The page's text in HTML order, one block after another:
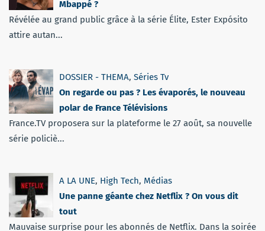
Mbappé ?
Révélée au grand public grâce à la série Élite, Ester Expósito
attire autan...
DOSSIER - THEMA, Séries Tv
On regarde ou pas ? Les évaporés, le nouveau
polar de France Télévisions
France.TV proposera sur la plateforme le 27 août, sa nouvelle
série policiè...
A LA UNE, High Tech, Médias
Une panne géante chez Netflix ? On vous dit
tout
Mauvaise surprise pour les abonnés de Netflix. Dans la soirée